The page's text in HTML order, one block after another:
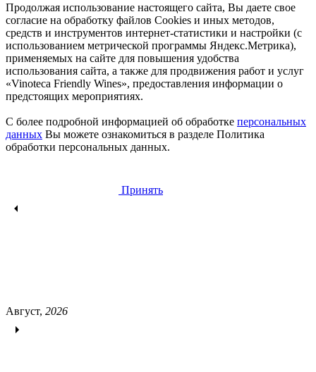
Продолжая использование настоящего сайта, Вы даете свое
согласие на обработку файлов Cookies и иных методов,
средств и инструментов интернет-статистики и настройки (с
использованием метрической программы Яндекс.Метрика),
применяемых на сайте для повышения удобства
использования сайта, а также для продвижения работ и услуг
«Vinoteca Friendly Wines», предоставления информации о
предстоящих мероприятиях.
С более подробной информацией об обработке персональных
данных Вы можете ознакомиться в разделе Политика
обработки персональных данных.
Принять
Август, 2026